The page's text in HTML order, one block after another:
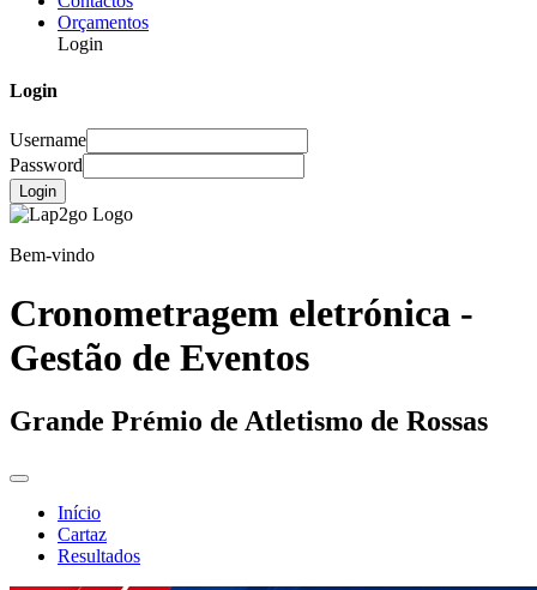
Orçamentos
Login
Login
Username
Password
Login
Bem-vindo
Cronometragem eletrónica -
Gestão de Eventos
Grande Prémio de Atletismo de Rossas
Início
Cartaz
Resultados